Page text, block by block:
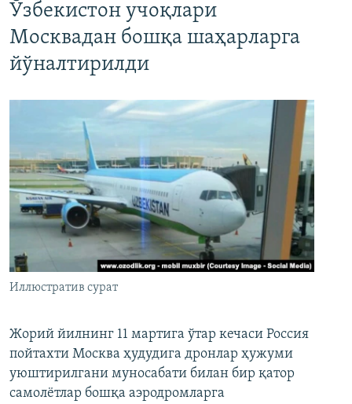
Ўзбекистон учоқлари
Москвадан бошқа шаҳарларга
йўналтирилди
Иллюстратив сурат
Жорий йилнинг 11 мартига ўтар кечаси Россия
пойтахти Москва ҳудудига дронлар ҳужуми
уюштирилгани муносабати билан бир қатор
самолётлар бошқа аэродромларга